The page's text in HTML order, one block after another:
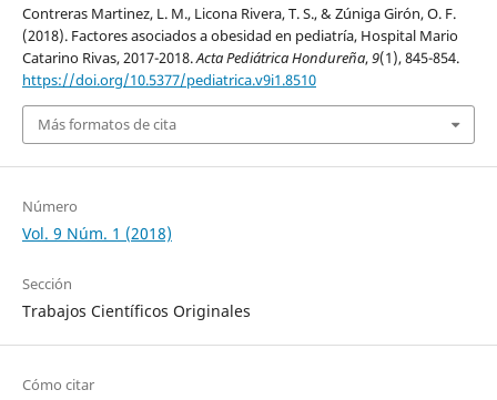
Contreras Martinez, L. M., Licona Rivera, T. S., & Zúniga Girón, O. F.
(2018). Factores asociados a obesidad en pediatría, Hospital Mario
Catarino Rivas, 2017-2018.Acta Pediátrica Hondureña,9(1), 845-854.
https://doi.org/10.5377/pediatrica.v9i1.8510
Más formatos de cita
Número
Vol. 9 Núm. 1 (2018)
Sección
Trabajos Científicos Originales
Cómo citar